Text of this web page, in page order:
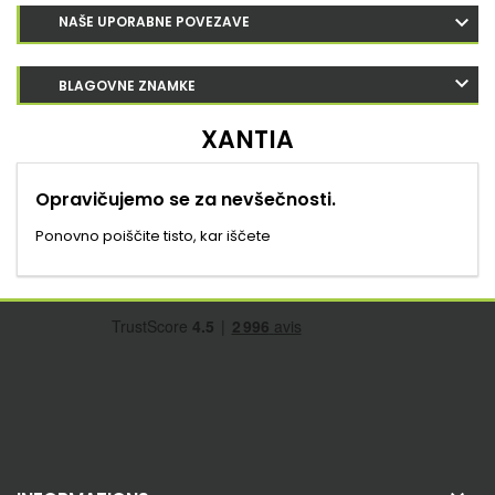
NAŠE UPORABNE POVEZAVE
BLAGOVNE ZNAMKE
XANTIA
Opravičujemo se za nevšečnosti.
Ponovno poiščite tisto, kar iščete